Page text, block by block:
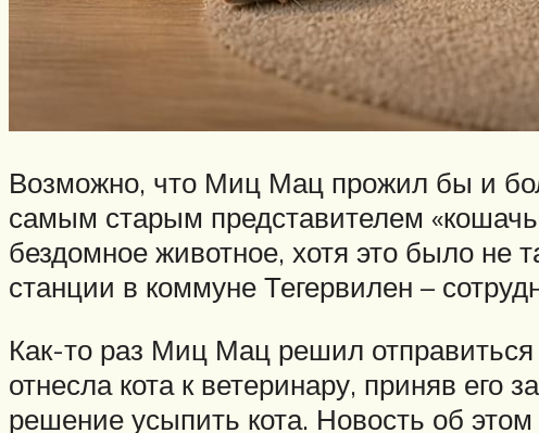
Возможно, что Миц Мац прожил бы и
самым старым представителем
бездомное животное, хотя это было не
станции в коммуне Тегервилен –
Как-то раз Миц Мац решил
отнесла кота к ветеринару, приняв его
решение усыпить кота. Новость об